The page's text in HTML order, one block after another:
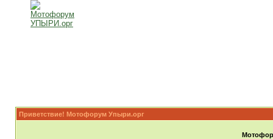
Приветствие! Мотофорум Упыри.орг